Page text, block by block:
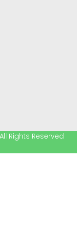
Rights Reserved